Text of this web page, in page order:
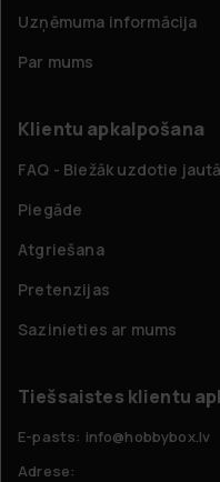
Uzņēmuma informācija
Par mums
Klientu apkalpošana
FAQ - Biežāk uzdotie
Piegāde
Atgriešana
Pretenzijas
Sazinieties ar mums
Tiešsaistes klientu
E-pasts: info@hobbybox.lv
Adrese: